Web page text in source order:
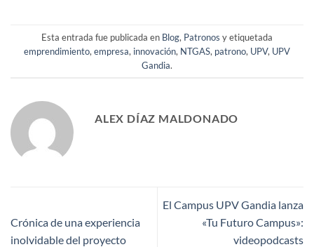
Esta entrada fue publicada en Blog, Patronos y etiquetada
emprendimiento, empresa, innovación, NTGAS, patrono, UPV, UPV
Gandia.
ALEX DÍAZ MALDONADO
Crónica de una experiencia
inolvidable del proyecto
El Campus UPV Gandia lanza
«Tu Futuro Campus»:
videopodcasts